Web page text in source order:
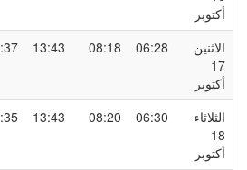
06:28
08:18
13:43
16:37
06:30
08:20
13:43
16:35